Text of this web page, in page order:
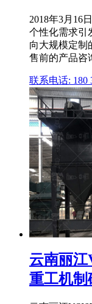
2018年3月16
个性化需求引
向大规模定制
售前的产品咨
联系电话: 180
云南丽江
重工机制